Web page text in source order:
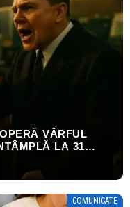
VÂRFUL
LA 31
COMUNICATE